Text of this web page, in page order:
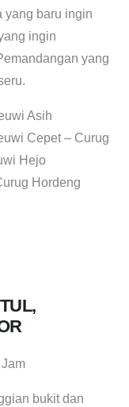
yang baru ingin
ingin
yang
Asih
Cepet – Curug
Hejo
Hordeng
bukit dan